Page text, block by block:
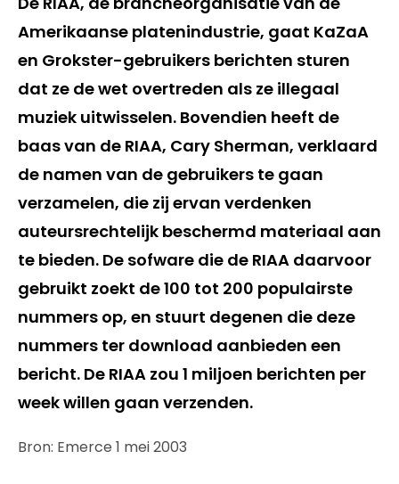
Amerikaanse platenindustrie, gaat KaZaA
en Grokster-gebruikers berichten sturen
dat ze de wet overtreden als ze illegaal
muziek uitwisselen. Bovendien heeft de
baas van de RIAA, Cary Sherman, verklaard
de namen van de gebruikers te gaan
verzamelen, die zij ervan verdenken
auteursrechtelijk beschermd materiaal aan
te bieden. De sofware die de RIAA daarvoor
gebruikt zoekt de 100 tot 200 populairste
nummers op, en stuurt degenen die deze
nummers ter download aanbieden een
bericht. De RIAA zou 1 miljoen berichten per
week willen gaan verzenden.
Bron: Emerce 1 mei 2003